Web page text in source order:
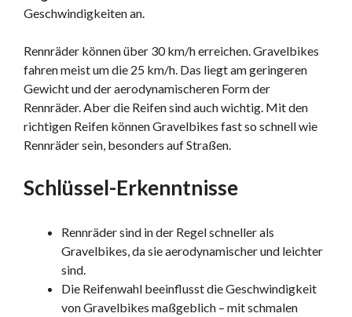
Geschwindigkeiten an.
Rennräder können über 30 km/h erreichen. Gravelbikes
fahren meist um die 25 km/h. Das liegt am geringeren
Gewicht und der aerodynamischeren Form der
Rennräder. Aber die Reifen sind auch wichtig. Mit den
richtigen Reifen können Gravelbikes fast so schnell wie
Rennräder sein, besonders auf Straßen.
Schlüssel-Erkenntnisse
Rennräder sind in der Regel schneller als
Gravelbikes, da sie aerodynamischer und leichter
sind.
Die Reifenwahl beeinflusst die Geschwindigkeit
von Gravelbikes maßgeblich – mit schmalen